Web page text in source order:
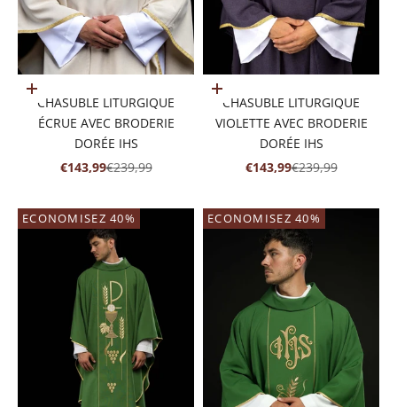
Ajouter au panier
CHASUBLE LITURGIQUE
ÉCRUE AVEC BRODERIE
DORÉE IHS
PRIX DE VENTE
€143,99PRIX NORMAL
€239,99
Ajouter au panier
CHASUBLE LITURGIQUE
VIOLETTE AVEC BRODERIE
DORÉE IHS
PRIX DE VENTE
€143,99PRIX NORMAL
€239,99
ECONOMISEZ 40% ECONOMISEZ 40%